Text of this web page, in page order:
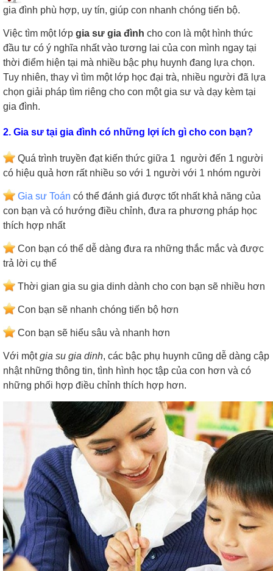
gia đình phù hợp, uy tín, giúp con nhanh chóng tiến bộ.
Việc tìm một lớp gia sư gia đình cho con là một hình thức
đầu tư có ý nghĩa nhất vào tương lai của con mình ngay tại
thời điểm hiện tại mà nhiều bậc phụ huynh đang lựa chọn.
Tuy nhiên, thay vì tìm một lớp học đại trà, nhiều người đã lựa
chọn giải pháp tìm riêng cho con một gia sư và dạy kèm tại
gia đình.
2. Gia sư tại gia đình có những lợi ích gì cho con bạn?
Quá trình truyền đạt kiến thức giữa 1 người đến 1 người
có hiệu quả hơn rất nhiều so với 1 người với 1 nhóm người
Gia sư Toán có thể đánh giá được tốt nhất khả năng của
con bạn và có hướng điều chỉnh, đưa ra phương pháp học
thích hợp nhất
Con bạn có thể dễ dàng đưa ra những thắc mắc và được
trả lời cụ thể
Thời gian gia su gia dinh dành cho con bạn sẽ nhiều hơn
Con bạn sẽ nhanh chóng tiến bộ hơn
Con bạn sẽ hiểu sâu và nhanh hơn
Với mộtgia su gia dinh, các bậc phụ huynh cũng dễ dàng cập
nhật những thông tin, tình hình học tập của con hơn và có
những phối hợp điều chỉnh thích hợp hơn.